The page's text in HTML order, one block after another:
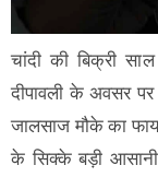
चांदी की बिक्री
दीपावली के अवसर
जालसाज मौके का
के सिक्के बड़ी